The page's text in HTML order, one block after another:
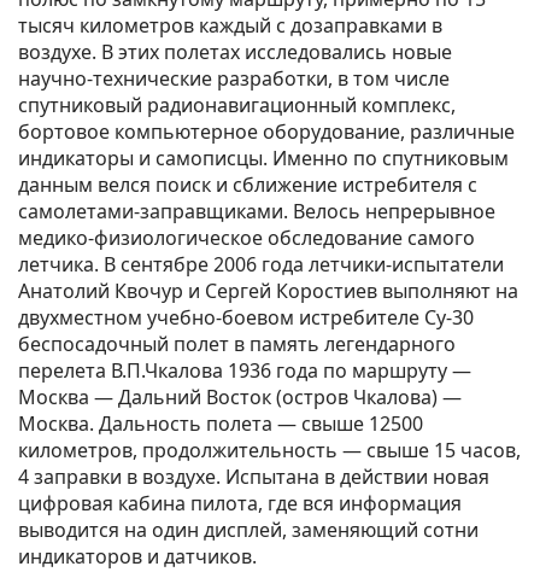
тысяч километров каждый с дозаправками в
воздухе. В этих полетах исследовались новые
научно-технические разработки, в том числе
спутниковый радионавигационный комплекс,
бортовое компьютерное оборудование, различные
индикаторы и самописцы. Именно по спутниковым
данным велся поиск и сближение истребителя с
самолетами-заправщиками. Велось непрерывное
медико-физиологическое обследование самого
летчика. В сентябре 2006 года летчики-испытатели
Анатолий Квочур и Сергей Коростиев выполняют на
двухместном учебно-боевом истребителе Су-30
беспосадочный полет в память легендарного
перелета В.П.Чкалова 1936 года по маршруту —
Москва — Дальний Восток (остров Чкалова) —
Москва. Дальность полета — свыше 12500
километров, продолжительность — свыше 15 часов,
4 заправки в воздухе. Испытана в действии новая
цифровая кабина пилота, где вся информация
выводится на один дисплей, заменяющий сотни
индикаторов и датчиков.